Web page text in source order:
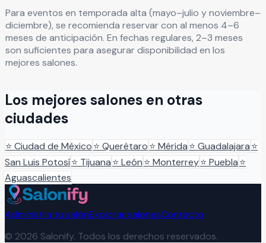
Para eventos en temporada alta (mayo–julio y noviembre–
diciembre), se recomienda reservar con al menos 4–6
meses de anticipación. En fechas regulares, 2–3 meses
son suficientes para asegurar disponibilidad en los
mejores salones.
Los mejores salones en otras
ciudades
⭐ Ciudad de México⭐ Querétaro⭐ Mérida⭐ Guadalajara⭐
San Luis Potosí⭐ Tijuana⭐ León⭐ Monterrey⭐ Puebla⭐
Aguascalientes
Administra tu salónExplorar salonesContacto
© 2026 Salonify. Todos los derechos reservados.